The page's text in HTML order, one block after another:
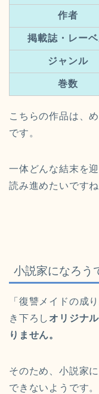
作者
掲載誌・レー
ジャンル
巻数
こちらの作品は、
です。
一体どんな結末を
読み進めたいですね
小説家になろう
「復讐メイドの成
き下ろし オリジナ
りません。
そのため、小説家
できないようです。